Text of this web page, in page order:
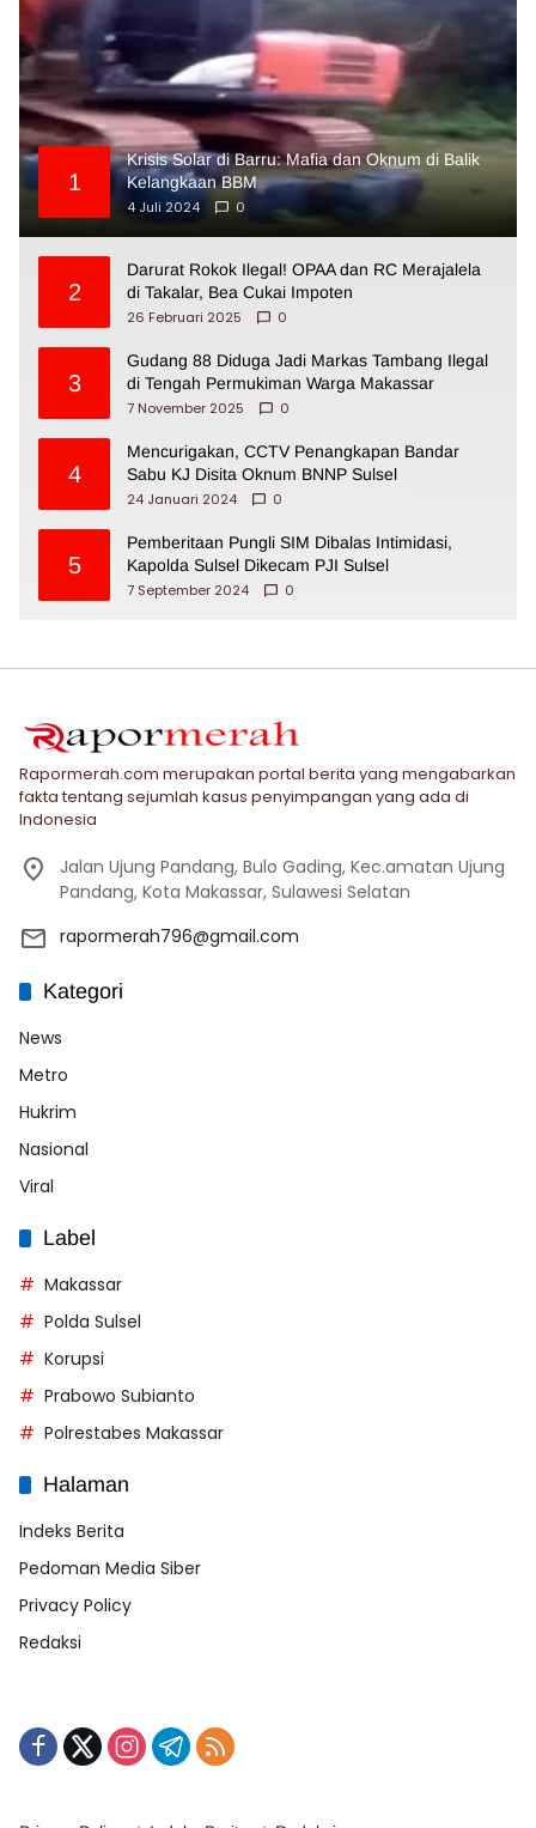
1
Krisis Solar di Barru: Mafia dan Oknum di Balik
Kelangkaan BBM
4 Juli 2024
0
2
Darurat Rokok Ilegal! OPAA dan RC Merajalela
di Takalar, Bea Cukai Impoten
26 Februari 2025
0
3
Gudang 88 Diduga Jadi Markas Tambang Ilegal
di Tengah Permukiman Warga Makassar
7 November 2025
0
4
Mencurigakan, CCTV Penangkapan Bandar
Sabu KJ Disita Oknum BNNP Sulsel
24 Januari 2024
0
5
Pemberitaan Pungli SIM Dibalas Intimidasi,
Kapolda Sulsel Dikecam PJI Sulsel
7 September 2024
0
Rapormerah.com merupakan portal berita yang mengabarkan
fakta tentang sejumlah kasus penyimpangan yang ada di
Indonesia
Jalan Ujung Pandang, Bulo Gading, Kec.amatan Ujung
Pandang, Kota Makassar, Sulawesi Selatan
rapormerah796@gmail.com
Kategori
News
Metro
Hukrim
Nasional
Viral
Label
Makassar
Polda Sulsel
Korupsi
Prabowo Subianto
Polrestabes Makassar
Halaman
Indeks Berita
Pedoman Media Siber
Privacy Policy
Redaksi